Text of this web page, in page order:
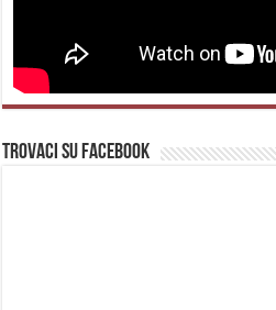
Trovaci su Facebook